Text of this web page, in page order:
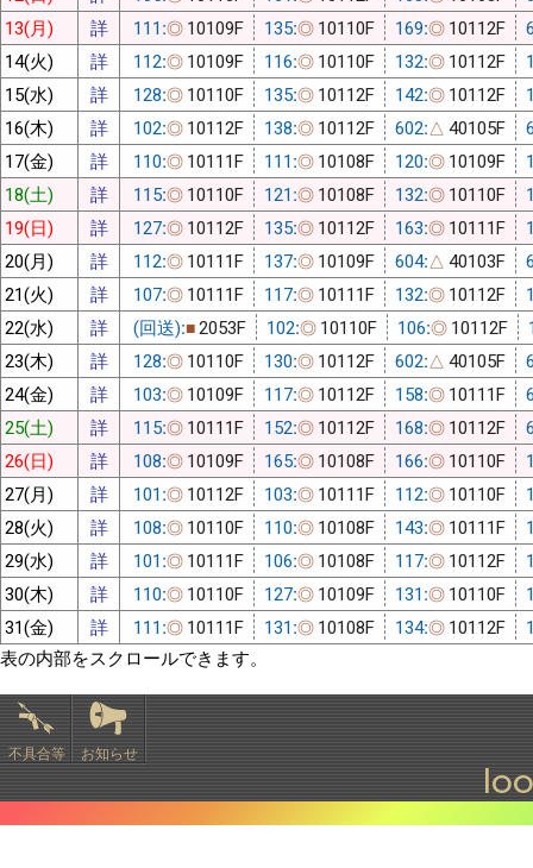
13(月)
詳 111:◎ 10109F 135:◎ 10110F 169:◎ 10112F
14(火)
詳 112:◎ 10109F 116:◎ 10110F 132:◎ 10112F
15(水)
詳 128:◎ 10110F 135:◎ 10112F 142:◎ 10112F
16(木)
詳 102:◎ 10112F 138:◎ 10112F 602:△ 40105F
17(金)
詳 110:◎ 10111F 111:◎ 10108F 120:◎ 10109F
18(土)
詳 115:◎ 10110F 121:◎ 10108F 132:◎ 10110F
19(日)
詳 127:◎ 10112F 135:◎ 10112F 163:◎ 10111F
20(月)
詳 112:◎ 10111F 137:◎ 10109F 604:△ 40103F
21(火)
詳 107:◎ 10111F 117:◎ 10111F 132:◎ 10112F
22(水)
詳 (回送):■2053F 102:◎ 10110F 106:◎ 10112F
23(木)
詳 128:◎ 10110F 130:◎ 10112F 602:△ 40105F
24(金)
詳 103:◎ 10109F 117:◎ 10112F 158:◎ 10111F
25(土)
詳 115:◎ 10111F 152:◎ 10112F 168:◎ 10112F
26(日)
詳 108:◎ 10109F 165:◎ 10108F 166:◎ 10110F
27(月)
詳 101:◎ 10112F 103:◎ 10111F 112:◎ 10110F
28(火)
詳 108:◎ 10110F 110:◎ 10108F 143:◎ 10111F
29(水)
詳 101:◎ 10111F 106:◎ 10108F 117:◎ 10112F
30(木)
詳 110:◎ 10110F 127:◎ 10109F 131:◎ 10110F
31(金)
詳 111:◎ 10111F 131:◎ 10108F 134:◎ 10112F
表の内部をスクロールできます。
不具合等 お知らせ